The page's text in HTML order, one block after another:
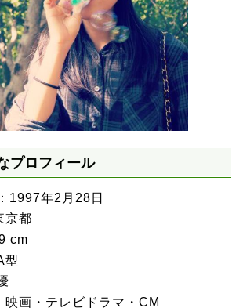
プロフィール
1997年2月28日
京都
cm
型
映画・テレビドラマ・CM